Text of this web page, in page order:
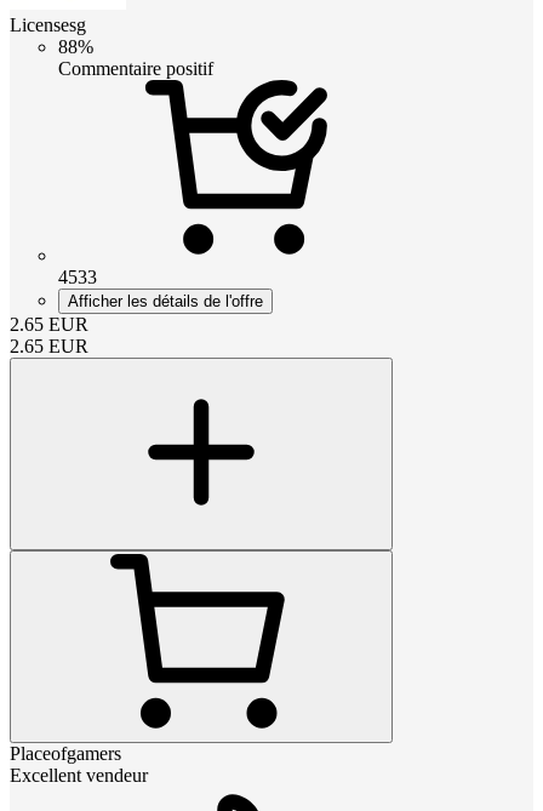
Licensesg
88%
Commentaire positif
4533
Afficher les détails de l'offre
2.65 EUR
2.65 EUR
Placeofgamers
Excellent vendeur